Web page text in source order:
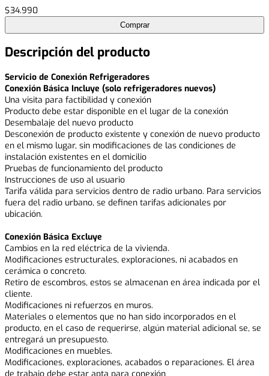
$34.990
Comprar
Descripción del producto
Servicio de Conexión Refrigeradores
Conexión Básica Incluye (solo refrigeradores nuevos)
Una visita para factibilidad y conexión
Producto debe estar disponible en el lugar de la conexión
Desembalaje del nuevo producto
Desconexión de producto existente y conexión de nuevo producto
en el mismo lugar, sin modificaciones de las condiciones de
instalación existentes en el domicilio
Pruebas de funcionamiento del producto
Instrucciones de uso al usuario
Tarifa válida para servicios dentro de radio urbano. Para servicios
fuera del radio urbano, se definen tarifas adicionales por
ubicación.
Conexión Básica Excluye
Cambios en la red eléctrica de la vivienda.
Modificaciones estructurales, exploraciones, ni acabados en
cerámica o concreto.
Retiro de escombros, estos se almacenan en área indicada por el
cliente.
Modificaciones ni refuerzos en muros.
Materiales o elementos que no han sido incorporados en el
producto, en el caso de requerirse, algún material adicional se, se
entregará un presupuesto.
Modificaciones en muebles.
Modificaciones, exploraciones, acabados o reparaciones. El área